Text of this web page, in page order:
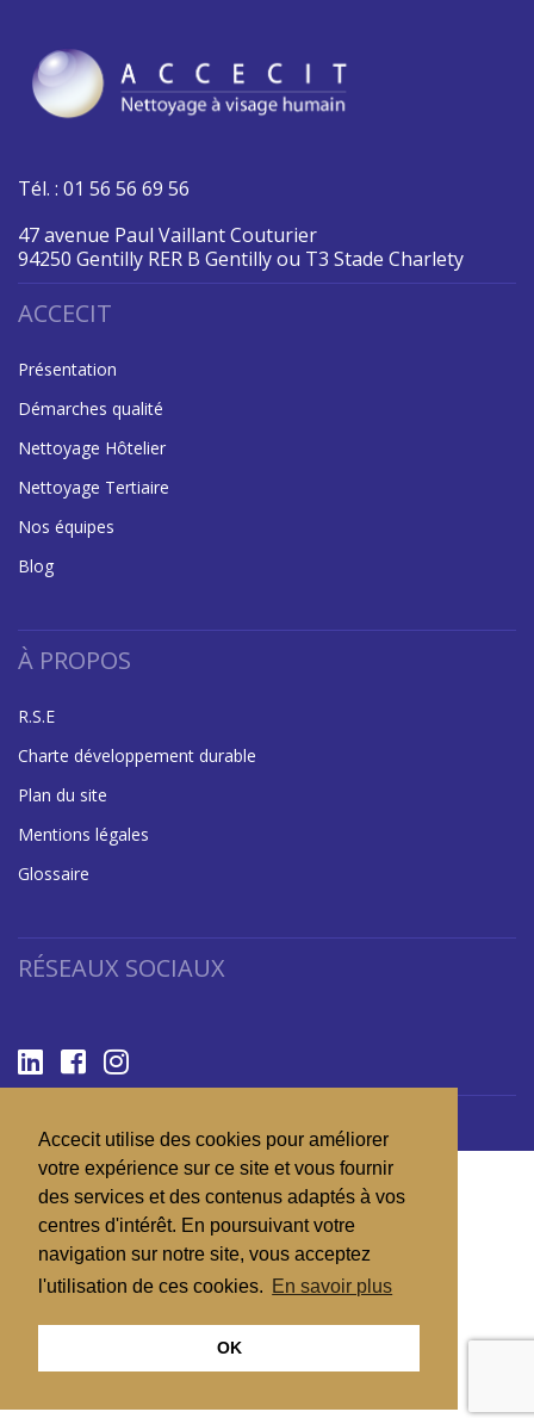
Accecit utilise des cookies pour améliorer
votre expérience sur ce site et vous fournir
des services et des contenus adaptés à vos
centres d'intérêt. En poursuivant votre
navigation sur notre site, vous acceptez
l'utilisation de ces cookies. En savoir plus
OK
Tél. : 01 56 56 69 56
47 avenue Paul Vaillant Couturier
94250 Gentilly RER B Gentilly ou T3 Stade Charlety
ACCECIT
Présentation
Démarches qualité
Nettoyage Hôtelier
Nettoyage Tertiaire
Nos équipes
Blog
À PROPOS
R.S.E
Charte développement durable
Plan du site
Mentions légales
Glossaire
RÉSEAUX SOCIAUX